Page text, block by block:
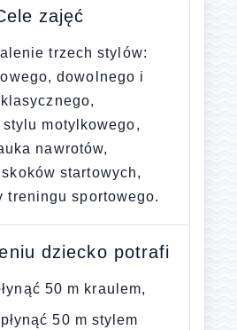
zajęć
trzech stylów:
dowolnego i
klasycznego,
stylu motylkowego,
nawrotów,
startowych,
treningu sportowego.
dziecko potrafi
50 m kraulem,
50 m stylem